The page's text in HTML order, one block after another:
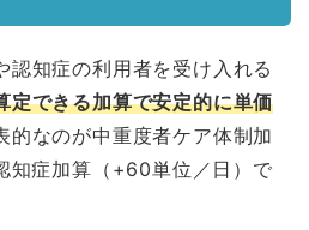
認知症の利用者を受け入れる
定できる加算で安定的に単価
的なのが中重度者ケア体制加
知症加算（+60単位／日）で